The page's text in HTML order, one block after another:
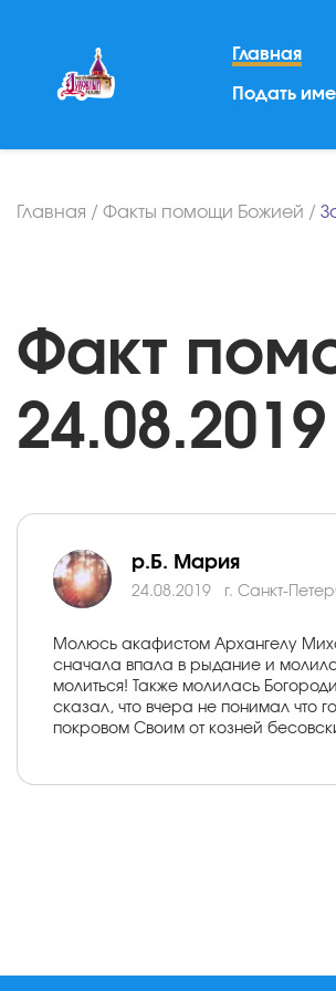
Главная
Подать
Главная / Факты помощи Божией /
Факт
24.08.2019
р.Б. Мария
24.08.2019 г. Санкт-
Молюсь акафистом Архангелу
сначала впала в рыдание и
молиться! Также молилась
сказал, что вчера не понимал что
покровом Своим от козней